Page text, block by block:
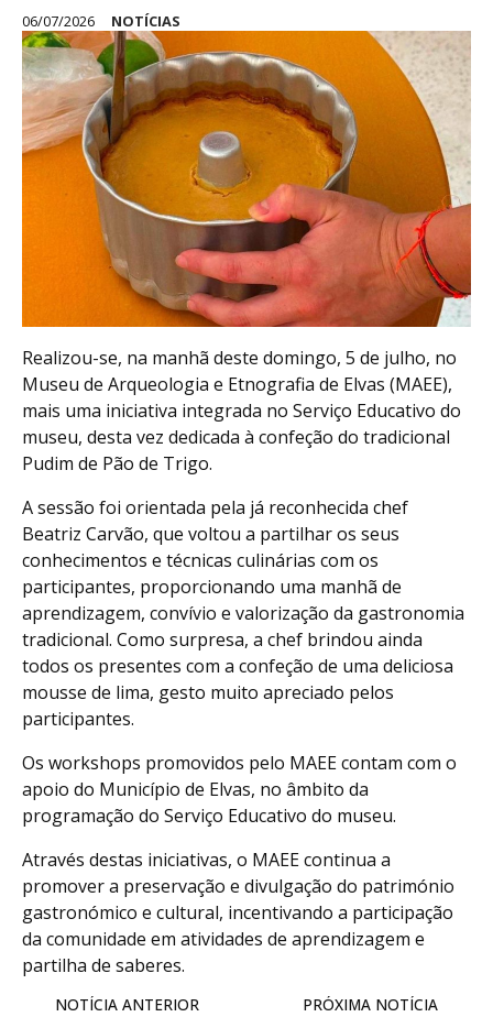
06/07/2026 NOTÍCIAS
Realizou-se, na manhã deste domingo, 5 de julho, no
Museu de Arqueologia e Etnografia de Elvas (MAEE),
mais uma iniciativa integrada no Serviço Educativo do
museu, desta vez dedicada à confeção do tradicional
Pudim de Pão de Trigo.
A sessão foi orientada pela já reconhecida chef
Beatriz Carvão, que voltou a partilhar os seus
conhecimentos e técnicas culinárias com os
participantes, proporcionando uma manhã de
aprendizagem, convívio e valorização da gastronomia
tradicional. Como surpresa, a chef brindou ainda
todos os presentes com a confeção de uma deliciosa
mousse de lima, gesto muito apreciado pelos
participantes.
Os workshops promovidos pelo MAEE contam com o
apoio do Município de Elvas, no âmbito da
programação do Serviço Educativo do museu.
Através destas iniciativas, o MAEE continua a
promover a preservação e divulgação do património
gastronómico e cultural, incentivando a participação
da comunidade em atividades de aprendizagem e
partilha de saberes.
NOTÍCIA ANTERIOR PRÓXIMA NOTÍCIA